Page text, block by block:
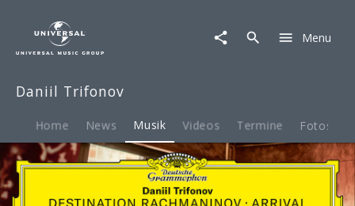
Musik
Destination
Menu
Daniil Trifonov
Home News Musik Videos Termine Fotos